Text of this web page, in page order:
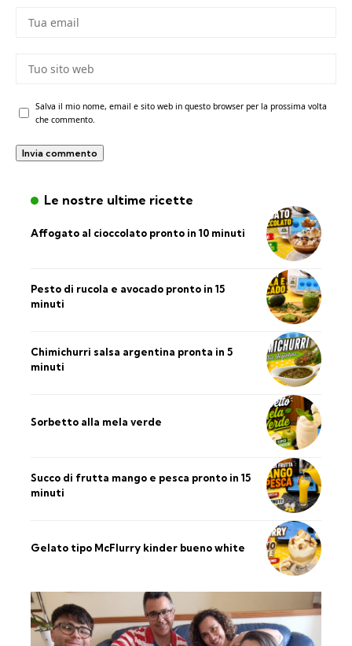
Salva il mio nome, email e sito web in questo browser per la prossima volta
che commento.
Le nostre ultime ricette
Affogato al cioccolato pronto in 10 minuti
Pesto di rucola e avocado pronto in 15
minuti
Chimichurri salsa argentina pronta in 5
minuti
Sorbetto alla mela verde
Succo di frutta mango e pesca pronto in 15
minuti
Gelato tipo McFlurry kinder bueno white